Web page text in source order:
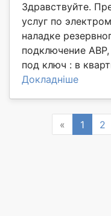
Здравствуйте.
услуг по
наладке
подключение
под ключ : в
Докладніше
« Previous
1 2